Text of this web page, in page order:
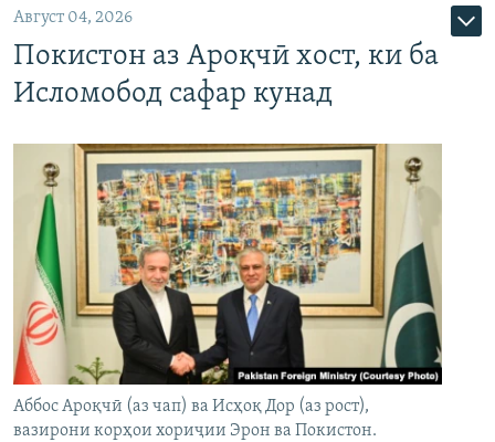
Август 04, 2026
Покистон аз Ароқчӣ хост, ки ба
Исломобод сафар кунад
Аббос Ароқчӣ (аз чап) ва Исҳоқ Дор (аз рост),
вазирони корҳои хориҷии Эрон ва Покистон.